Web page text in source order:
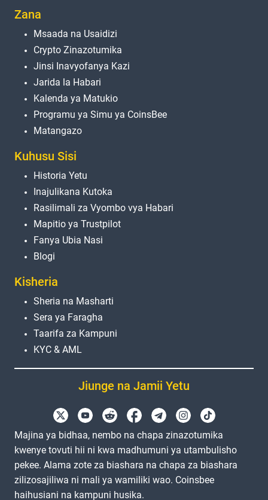
Zana
Msaada na Usaidizi
Crypto Zinazotumika
Jinsi Inavyofanya Kazi
Jarida la Habari
Kalenda ya Matukio
Programu ya Simu ya CoinsBee
Matangazo
Kuhusu Sisi
Historia Yetu
Inajulikana Kutoka
Rasilimali za Vyombo vya Habari
Mapitio ya Trustpilot
Fanya Ubia Nasi
Blogi
Kisheria
Sheria na Masharti
Sera ya Faragha
Taarifa za Kampuni
KYC & AML
Jiunge na Jamii Yetu
Majina ya bidhaa, nembo na chapa zinazotumika
kwenye tovuti hii ni kwa madhumuni ya utambulisho
pekee. Alama zote za biashara na chapa za biashara
zilizosajiliwa ni mali ya wamiliki wao. Coinsbee
haihusiani na kampuni husika.